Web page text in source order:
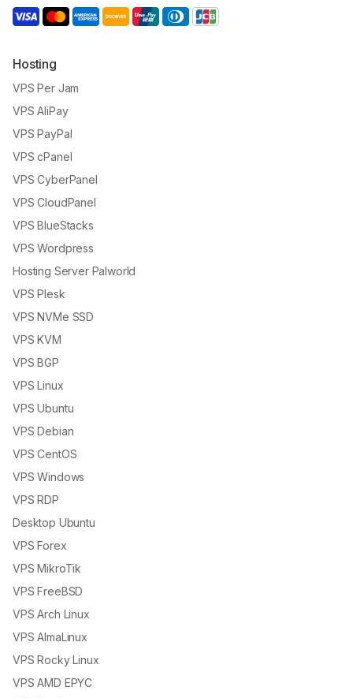
Hosting
VPS Per Jam
VPS AliPay
VPS PayPal
VPS cPanel
VPS CyberPanel
VPS CloudPanel
VPS BlueStacks
VPS Wordpress
Hosting Server Palworld
VPS Plesk
VPS NVMe SSD
VPS KVM
VPS BGP
VPS Linux
VPS Ubuntu
VPS Debian
VPS CentOS
VPS Windows
VPS RDP
Desktop Ubuntu
VPS Forex
VPS MikroTik
VPS FreeBSD
VPS Arch Linux
VPS AlmaLinux
VPS Rocky Linux
VPS AMD EPYC